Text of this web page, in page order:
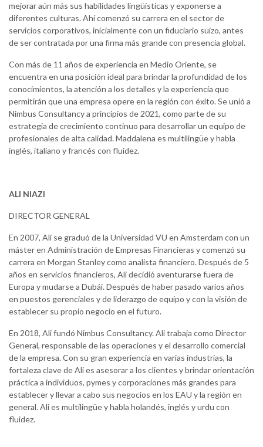
mejorar aún más sus habilidades lingüísticas y exponerse a
diferentes culturas. Ahí comenzó su carrera en el sector de
servicios corporativos, inicialmente con un fiduciario suizo, antes
de ser contratada por una firma más grande con presencia global.
Con más de 11 años de experiencia en Medio Oriente, se
encuentra en una posición ideal para brindar la profundidad de los
conocimientos, la atención a los detalles y la experiencia que
permitirán que una empresa opere en la región con éxito. Se unió a
Nimbus Consultancy a principios de 2021, como parte de su
estrategia de crecimiento continuo para desarrollar un equipo de
profesionales de alta calidad. Maddalena es multilingüe y habla
inglés, italiano y francés con fluidez.
ALI NIAZI
DIRECTOR GENERAL
En 2007, Ali se graduó de la Universidad VU en Amsterdam con un
máster en Administración de Empresas Financieras y comenzó su
carrera en Morgan Stanley como analista financiero. Después de 5
años en servicios financieros, Ali decidió aventurarse fuera de
Europa y mudarse a Dubái. Después de haber pasado varios años
en puestos gerenciales y de liderazgo de equipo y con la visión de
establecer su propio negocio en el futuro.
En 2018, Ali fundó Nimbus Consultancy. Ali trabaja como Director
General, responsable de las operaciones y el desarrollo comercial
de la empresa. Con su gran experiencia en varias industrias, la
fortaleza clave de Ali es asesorar a los clientes y brindar orientación
práctica a individuos, pymes y corporaciones más grandes para
establecer y llevar a cabo sus negocios en los EAU y la región en
general. Ali es multilingüe y habla holandés, inglés y urdu con
fluidez.